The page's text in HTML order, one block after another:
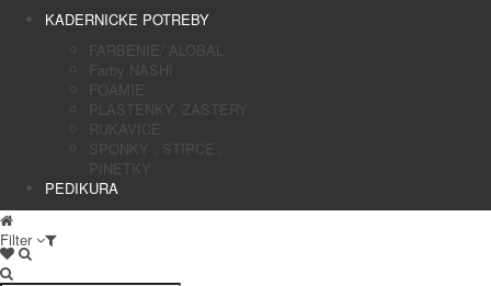
KADERNICKE POTREBY
FARBENIE/ ALOBAL
Farby NASHI
FOAMIE
PLASTENKY, ZASTERY
RUKAVICE
SPONKY , STIPCE ,
PINETKY
PEDIKURA
Filter